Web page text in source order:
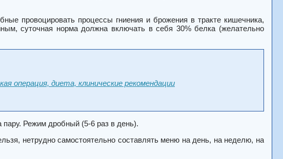
провоцировать процессы гниения и брожения в тракте кишечника,
суточная норма должна включать в себя 30% белка (желательно
операция, диета, клинические рекомендации
пару. Режим дробный (5-6 раз в день).
нетрудно самостоятельно составлять меню на день, на неделю, на